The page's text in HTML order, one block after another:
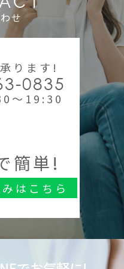
せ
ります!
0835
～19:30
簡単!
はこちら